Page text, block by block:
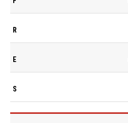
R
E
S